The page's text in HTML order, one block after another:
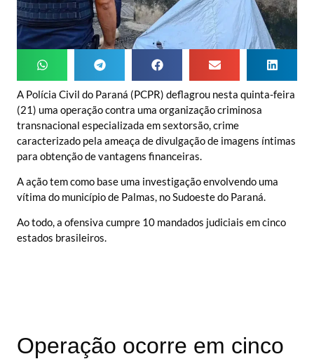
A Polícia Civil do Paraná (PCPR) deflagrou nesta quinta-feira
(21) uma operação contra uma organização criminosa
transnacional especializada em sextorsão, crime
caracterizado pela ameaça de divulgação de imagens íntimas
para obtenção de vantagens financeiras.
A ação tem como base uma investigação envolvendo uma
vítima do município de Palmas, no Sudoeste do Paraná.
Ao todo, a ofensiva cumpre 10 mandados judiciais em cinco
estados brasileiros.
Operação ocorre em cinco